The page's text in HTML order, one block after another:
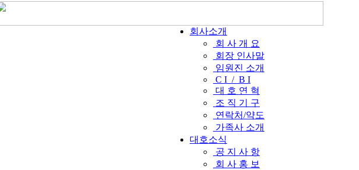
회사소개
회 사 개 요
회장 인사말
임원진 소개
C I / B I
대 호 연 혁
조 직 기 구
연락처/약도
가족사 소개
대호소식
공 지 사 항
회 사 홍 보